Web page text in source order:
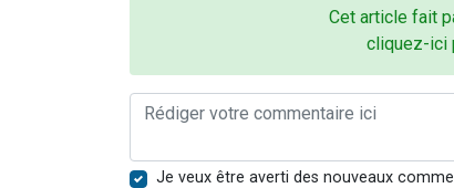
Cet article fait
cliquez-ici
Je veux être averti des nouveaux